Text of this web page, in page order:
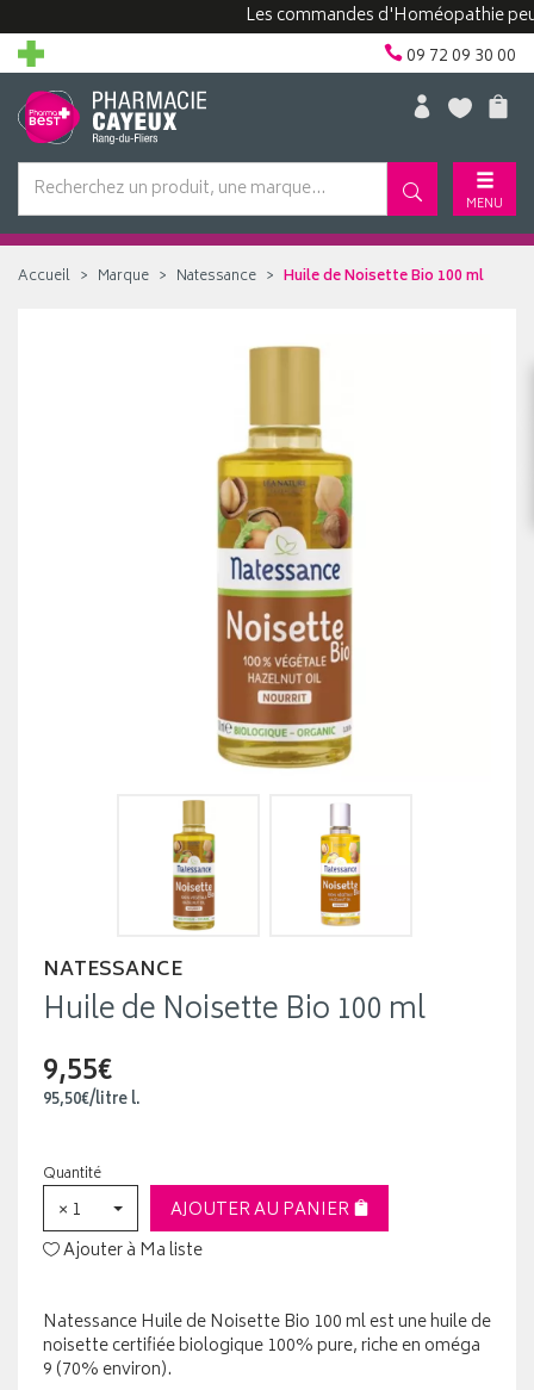
Les commandes d'Homéopathie
09 72 09 30 00
MENU
Accueil Marque Natessance Huile de Noisette Bio 100 ml
NATESSANCE
Huile de Noisette Bio 100 ml
9,55€
95,50€/litrel.
Quantité
× 1
AJOUTER AU PANIER
Ajouter à Ma liste
Natessance Huile de Noisette Bio 100 ml est une huile de
noisette certifiée biologique 100% pure, riche en oméga
9 (70% environ).